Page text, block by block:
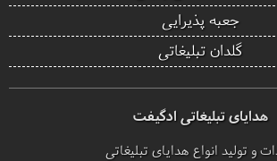
جعبه پذیرایی
گلدان تبلیغاتی
هدایای تبلیغاتی ادگیفت
و تولید انواع هدایای تبلیغاتی